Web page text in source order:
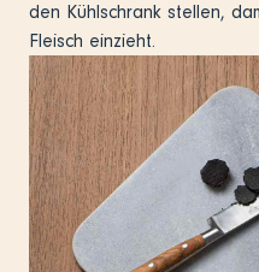
den Kühlschrank stellen,
Fleisch einzieht.